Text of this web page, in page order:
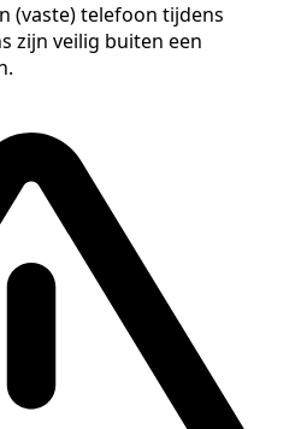
(vaste) telefoon tijdens
zijn veilig buiten een